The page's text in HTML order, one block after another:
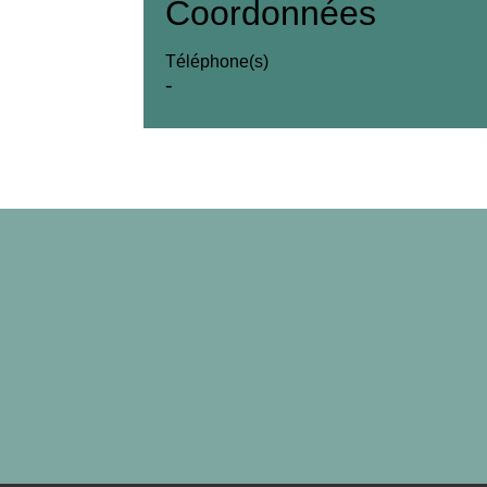
Coordonnées
Téléphone(s)
-